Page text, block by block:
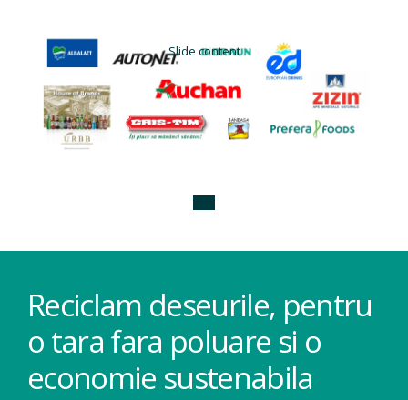
Slide content
Reciclam deseurile, pentru
o tara fara poluare si o
economie sustenabila